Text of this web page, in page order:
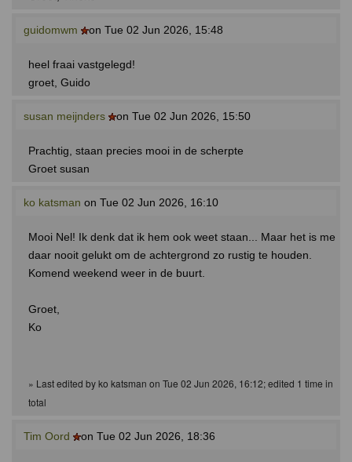
guidomwm on Tue 02 Jun 2026, 15:48
heel fraai vastgelegd!
groet, Guido
susan meijnders on Tue 02 Jun 2026, 15:50
Prachtig, staan precies mooi in de scherpte
Groet susan
ko katsman on Tue 02 Jun 2026, 16:10
Mooi Nel! Ik denk dat ik hem ook weet staan... Maar het is me
daar nooit gelukt om de achtergrond zo rustig te houden.
Komend weekend weer in de buurt.
Groet,
Ko
» Last edited by ko katsman on Tue 02 Jun 2026, 16:12; edited 1 time in
total
Tim Oord on Tue 02 Jun 2026, 18:36